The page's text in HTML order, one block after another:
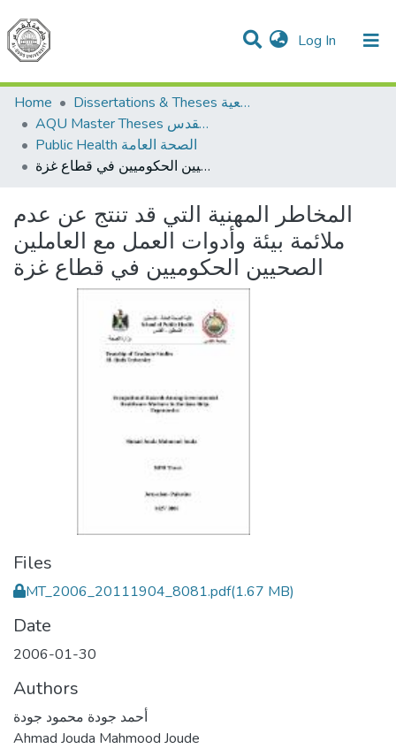
Log In (current)
Communities & Collections
All of DSpace
Home
Dissertations & Theses الرسائل الجامعية
AQU Master Theses الرسائل الجامعية الخاصة بجامعة القدس
Public Health الصحة العامة
المخاطر المهنية التي قد تنتج عن عدم ملائمة بيئة وأدوات العمل مع العاملين الصحيين الحكوميين في قطاع غزة
المخاطر المهنية التي قد تنتج عن عدم
ملائمة بيئة وأدوات العمل مع العاملين
الصحيين الحكوميين في قطاع غزة
Files
MT_2006_20111904_8081.pdf(1.67 MB)
Date
2006-01-30
Authors
أحمد جودة محمود جودة
Ahmad Jouda Mahmood Joude